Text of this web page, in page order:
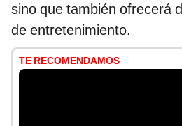
sino que también ofrecerá
de entretenimiento.
TE RECOMENDAMOS